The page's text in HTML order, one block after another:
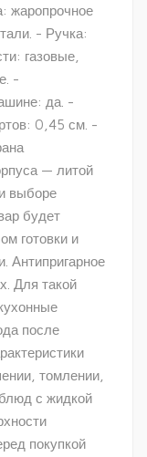
жаропрочное
- Ручка:
газовые,
-
да. -
0,45 см. -
— литой
выборе
будет
готовки и
Антипригарное
Для такой
после
томлении,
с жидкой
покупкой